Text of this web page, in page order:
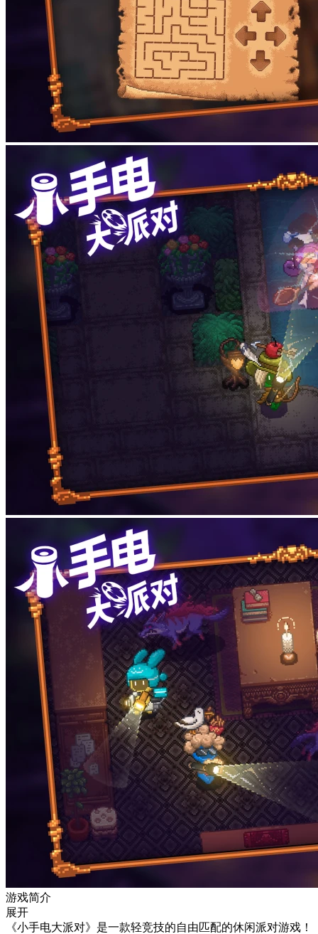
游戏简介
展开
《小手电大派对》是一款轻竞技的自由匹配的休闲派对游戏！